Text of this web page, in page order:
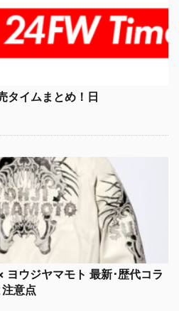
イムまとめ！日
ウジヤマモト 最新･歴代コラ
意点